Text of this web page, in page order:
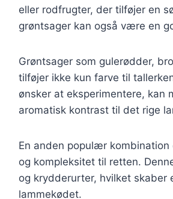
eller rodfrugter, der tilføjer en
grøntsager kan også være en
Grøntsager som gulerødder,
tilføjer ikke kun farve til
ønsker at eksperimentere, kan
aromatisk kontrast til det rige
En anden populær
og kompleksitet til retten.
og krydderurter, hvilket
lammekødet.